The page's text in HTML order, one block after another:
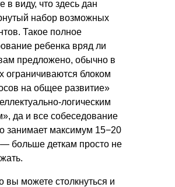
в виду, что здесь дан
набор возможных
Такое полное
ребенка вряд ли
предложено, обычно в
ограничиваются блоком
на общее развитие»
логическим
да и все собеседование
занимает максимум 15−20
больше деткам просто не
вы можете столкнуться и